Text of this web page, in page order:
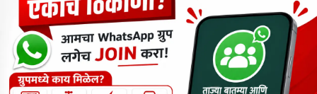
Contact Us
Privacy Policy
Short News